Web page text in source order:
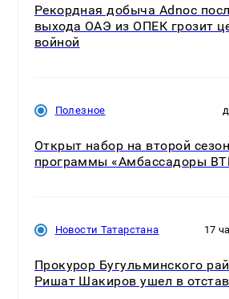
Рекордная добыча Adnoc
выхода ОАЭ из ОПЕК грозит
войной
Полезное
Открыт набор на второй сезон
программы «Амбассадоры
Новости Татарстана 17
Прокурор Бугульминского
Ришат Шакиров ушел в